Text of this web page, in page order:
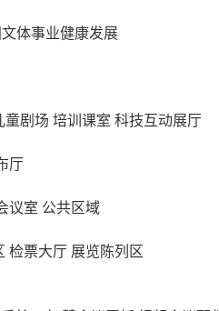
体事业健康发展
童剧场 培训课室 科技互动展厅
厅
议室 公共区域
检票大厅 展览陈列区